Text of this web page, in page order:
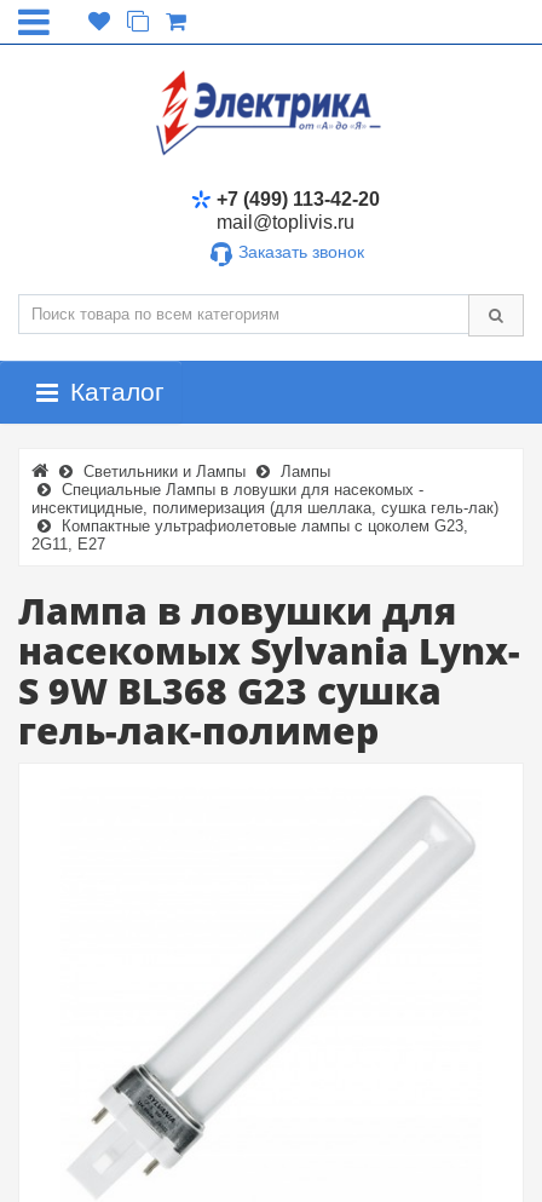
+7 (499) 113-42-20
mail@toplivis.ru
Заказать звонок
Каталог
Светильники и Лампы
Лампы
Специальные Лампы в ловушки для насекомых -
инсектицидные, полимеризация (для шеллака, сушка гель-лак)
Компактные ультрафиолетовые лампы с цоколем G23,
2G11, E27
Лампа в ловушки для
насекомых Sylvania Lynx-
S 9W BL368 G23 сушка
гель-лак-полимер